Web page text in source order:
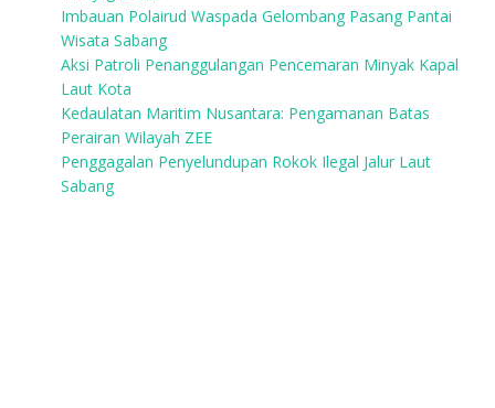
Imbauan Polairud Waspada Gelombang Pasang Pantai
Wisata Sabang
Aksi Patroli Penanggulangan Pencemaran Minyak Kapal
Laut Kota
Kedaulatan Maritim Nusantara: Pengamanan Batas
Perairan Wilayah ZEE
Penggagalan Penyelundupan Rokok Ilegal Jalur Laut
Sabang